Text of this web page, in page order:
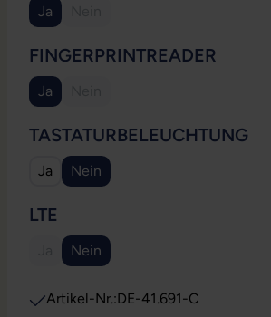
Ja
FINGERPRINTREADER
Ja
TASTATURBELEUCHTUNG
Ja Nein
LTE
(Diese Option ist zurzeit nicht verfügbar.)
Nein
Artikel-Nr.:DE-41.691-C